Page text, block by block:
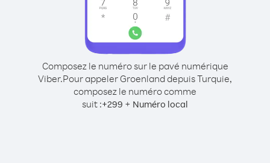
Composez le numéro sur le pavé numérique
Viber.Pour appeler Groenland depuis Turquie,
composez le numéro comme
suit :+299 + Numéro local